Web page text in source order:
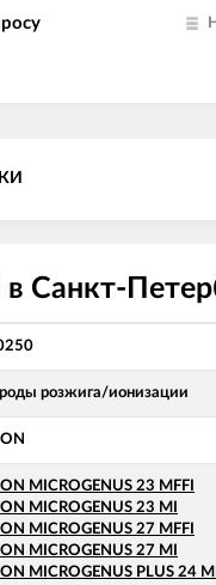
Санкт-
розжига/ионизации
MICROGENUS 23 MFFI
MICROGENUS 23 MI
MICROGENUS 27 MFFI
MICROGENUS 27 MI
MICROGENUS PLUS 24 MI